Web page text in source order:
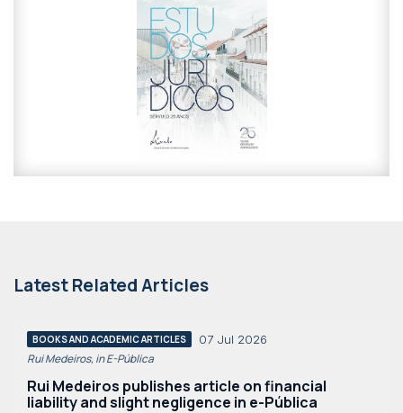
Latest Related Articles
BOOKS AND ACADEMIC ARTICLES 07 Jul 2026
Rui Medeiros, in E-Pública
Rui Medeiros publishes article on financial
liability and slight negligence in e-Pública